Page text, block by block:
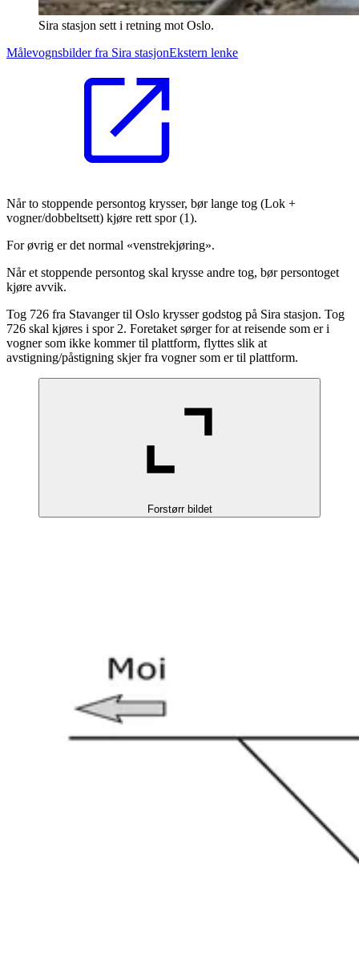
Sira stasjon sett i retning mot Oslo.
Målevognsbilder fra Sira stasjonEkstern lenke
Når to stoppende persontog krysser, bør lange tog (Lok +
vogner/dobbeltsett) kjøre rett spor (1).
For øvrig er det normal «venstrekjøring».
Når et stoppende persontog skal krysse andre tog, bør persontoget
kjøre avvik.
Tog 726 fra Stavanger til Oslo krysser godstog på Sira stasjon. Tog
726 skal kjøres i spor 2. Foretaket sørger for at reisende som er i
vogner som ikke kommer til plattform, flyttes slik at
avstigning/påstigning skjer fra vogner som er til plattform.
Forstørr bildet